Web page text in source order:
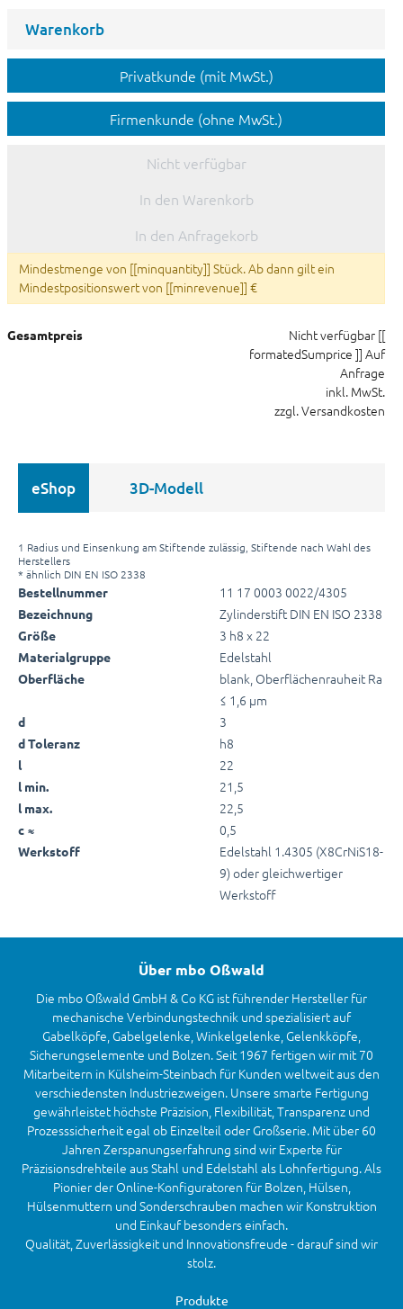
Warenkorb
Privatkunde (mit MwSt.)
Firmenkunde (ohne MwSt.)
Nicht verfügbar
In den Warenkorb
In den Anfragekorb
Mindestmenge von [[minquantity]] Stück. Ab dann gilt ein
Mindestpositionswert von [[minrevenue]] €
Gesamtpreis Nicht verfügbar [[
formatedSumprice ]] Auf
Anfrage
inkl. MwSt.
zzgl. Versandkosten
eShop 3D-Modell
1 Radius und Einsenkung am Stiftende zulässig, Stiftende nach Wahl des
Herstellers
* ähnlich DIN EN ISO 2338
Bestellnummer 11 17 0003 0022/4305
Bezeichnung Zylinderstift DIN EN ISO 2338
Größe 3 h8 x 22
Materialgruppe Edelstahl
Oberfläche
blank, Oberflächenrauheit Ra
≤ 1,6 µm
d 3
d Toleranz h8
l 22
l min. 21,5
l max. 22,5
c ≈ 0,5
Werkstoff
Edelstahl 1.4305 (X8CrNiS18-
9) oder gleichwertiger
Werkstoff
Über mbo Oßwald
Die mbo Oßwald GmbH & Co KG ist führender Hersteller für
mechanische Verbindungstechnik und spezialisiert auf
Gabelköpfe, Gabelgelenke, Winkelgelenke, Gelenkköpfe,
Sicherungselemente und Bolzen. Seit 1967 fertigen wir mit 70
Mitarbeitern in Külsheim-Steinbach für Kunden weltweit aus den
verschiedensten Industriezweigen. Unsere smarte Fertigung
gewährleistet höchste Präzision, Flexibilität, Transparenz und
Prozesssicherheit egal ob Einzelteil oder Großserie. Mit über 60
Jahren Zerspanungserfahrung sind wir Experte für
Präzisionsdrehteile aus Stahl und Edelstahl als Lohnfertigung. Als
Pionier der Online-Konfiguratoren für Bolzen, Hülsen,
Hülsenmuttern und Sonderschrauben machen wir Konstruktion
und Einkauf besonders einfach.
Qualität, Zuverlässigkeit und Innovationsfreude - darauf sind wir
stolz.
Produkte